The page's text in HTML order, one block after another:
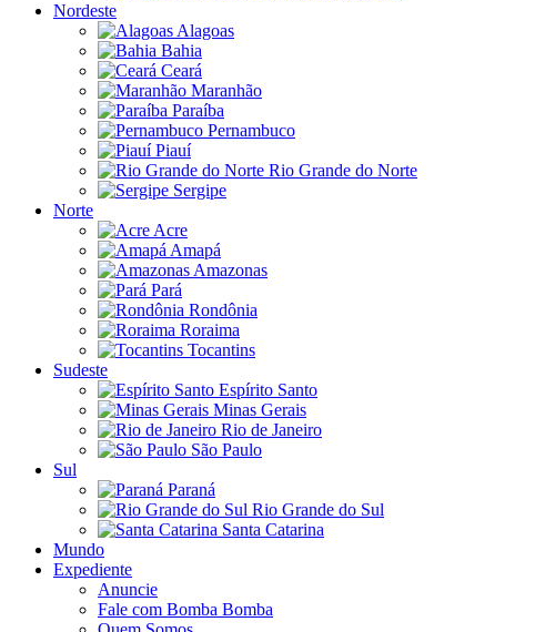
Nordeste
Alagoas
Bahia
Ceará
Maranhão
Paraíba
Pernambuco
Piauí
Rio Grande do Norte
Sergipe
Norte
Acre
Amapá
Amazonas
Pará
Rondônia
Roraima
Tocantins
Sudeste
Espírito Santo
Minas Gerais
Rio de Janeiro
São Paulo
Sul
Paraná
Rio Grande do Sul
Santa Catarina
Mundo
Expediente
Anuncie
Fale com Bomba Bomba